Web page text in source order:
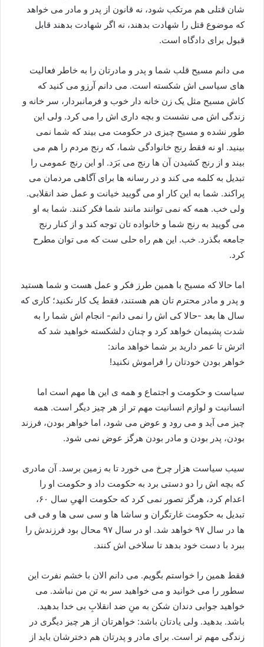
شان قتلی هم مرتکب شود، نه قانون از پدر و مادر می خواهد
که موضوع قتل را شهادت بدهند، نه اگر شهادت بدهند قابل
قبول برای دادگاه است.
می دانم مسیح قلب شما و پدر و مادرتان را به خاطر فعالیت
های سیاسی اش شکسته است. می دانم آرزو می کنید که
کاش مسیح مثل یک زن خانه دار خوب و فرمانبردار، سر خانه و
زندگی اش می نشست و بچه داری اش را می کرد. ولی این
طور نشده و مسیح چیزی در حکومت می بیند که شما نمی
بینید. او نه فقط رنج خانوادگی شما، که رنج مردم را هم می
بیند و از رنج کشیدن آن ها رنج می بَرَد. او این رنج عمومی را
تبدیل به کلمه می کند و در رسانه ها برای آگاهی مردمان می
پراکند. شما به این کار او می گویید خیانت و عمل ضد انقلابی.
ولی خب. همه که نمی توانند مانند شما فکر کنند. شما به او
می گویید به رنج شما و خانواده تان توجه کند و از کنار رنج
جامعه بگذرد. خب. این هم راه حلی ست که می توان مطرح
کرد.
اما حالا که مسیح با همین طرز فکر و عمل هست و شما هستید
و پدر و مادر محترم تان هم هستند، فقط یک کار نکنید؛ کاری که
سال ها بعد -حالا کی اش را نمی دانم- انجام اش شما را به
شدت پشیمان خواهد کرد و چنان دلشکسته خواهید شد که
اثرش تا عمر دارید بر شما خواهد ماند:
خواهر بودن خودتان را فراموش نکنید!
سیاست و حکومت و اجتماع و همه ی این ها مهم است اما
انسانیت و لوازم انسانیت مهم تر از هر چیز دیگر است. همه
چیز می آید و می رود و عوض می شود، اما خواهر بودن، فرزند
بودن، پدر بودن و مادر بودن هرگز عوض نمی شود.
سیب سیاست هزار چرخ می خورد تا به زمین برسد. آن مادری
که بچه اش را دو دستی برد به حکومت داد و حکومت او را
اعدام کرد، هرگز تصور نمی کرد که حکومت الهیِ سال ۶۰،
تبدیل به حکومت غارتگران و ساشا ها و سی سی ها و فی فی
ها در سال ۹۷ خواهد شد. او در سال ۹۷ محال بود فرزندش را
ببرد با دست خود بدهد تا سلاخی اش کنند.
فقط همین را خواستم بگویم. می دانم الان با خشم نفرت این
سطور را می خوانید و می خواهید سر به تن من نباشد. می
خواهید جوابی دندان شکن به منِ ضد انقلابِ بی خدا بدهید.
باشد. بدهید. ولی یادتان باشد: خواهرتان از هر چیز دیگری در
زندگی مهم تر است. برای مادر و پدرتان هم دخترشان باید از